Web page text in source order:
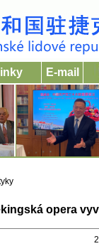
E-mail
opera